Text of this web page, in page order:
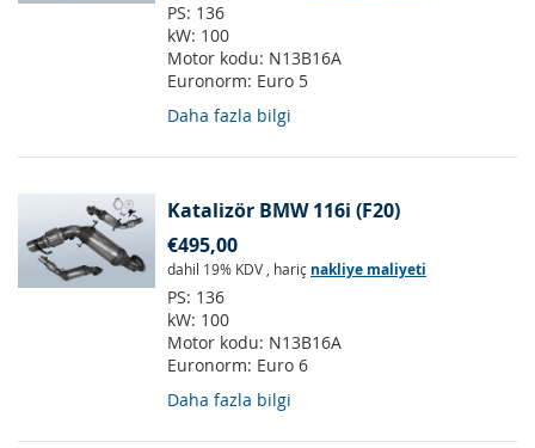
PS: 136
kW: 100
Motor kodu: N13B16A
Euronorm: Euro 5
Daha fazla bilgi
Katalizör BMW 116i (F20)
€495,00
dahil 19% KDV , hariç nakliye maliyeti
PS: 136
kW: 100
Motor kodu: N13B16A
Euronorm: Euro 6
Daha fazla bilgi